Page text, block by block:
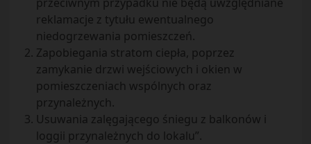
reklamacje z tytułu ewentualnego
niedogrzewania pomieszczeń.
Zapobiegania stratom ciepła, poprzez
zamykanie drzwi wejściowych i okien w
pomieszczeniach wspólnych oraz
przynależnych.
Usuwania zalęgającego śniegu z balkonów i
loggii przynależnych do lokalu”.